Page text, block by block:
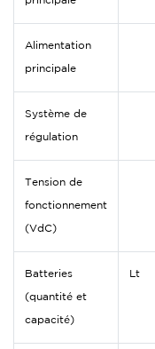
Alimentation
principale
Système de
régulation
Tension de
fonctionnement
(VdC)
Batteries
(quantité et
capacité)
Lt